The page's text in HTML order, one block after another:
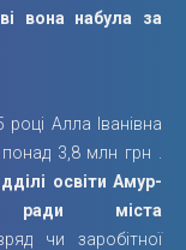
вона набула за
Алла Іванівна
3,8 млн грн .
освіти Амур-
ради міста
чи заробітної